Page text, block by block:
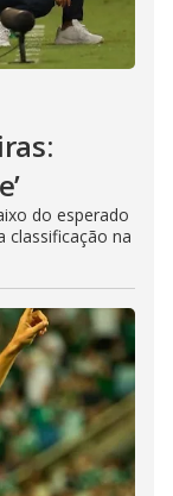
do esperado
classificação na